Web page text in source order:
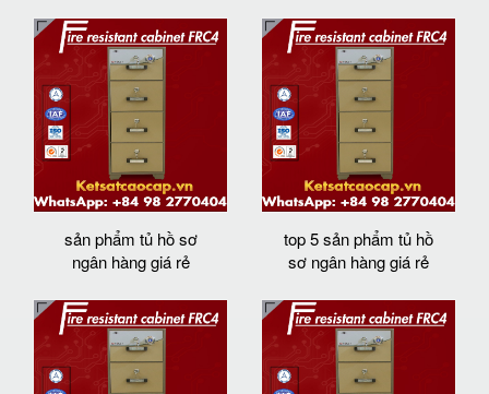
sản phẩm tủ hồ sơ
ngân hàng giá rẻ
top 5 sản phẩm tủ hồ
sơ ngân hàng giá rẻ